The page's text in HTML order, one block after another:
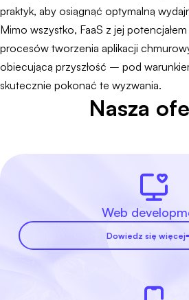
praktyk, aby osiągnąć optymalną
Mimo wszystko, FaaS z jej
procesów tworzenia aplikacji
obiecującą przyszłość – pod
skutecznie pokonać te wyzwania.
Nasza
Web
Dowiedz się więcej